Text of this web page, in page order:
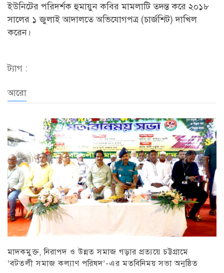
ইউনিটের পরিদর্শক হুমায়ুন কবির মামলাটি তদন্ত করে ২০১৮
সালের ১ জুলাই আদালতে অভিযোগপত্র (চার্জশিট) দাখিল
করেন।
ট্যাগ :
আরো
মাদকমুক্ত, নিরাপদ ও উন্নত সমাজ গড়ার প্রত্যয়ে চট্টগ্রামে
‘বটতলী সমাজ কল্যাণ পরিষদ’-এর মতবিনিময় সভা অনুষ্ঠিত